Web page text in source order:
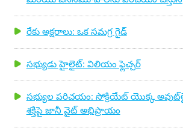
రేకు అక్షరాలు: ఒక సమగ్ర గైడ్
సభ్యుడు హైలైట్: విలియం ఫ్లెచ్చర్
సభ్యుల పరిచయం: సోక్రియేట్ యొక్క
శక్తిపై జానీ వైట్ అభిప్రాయం